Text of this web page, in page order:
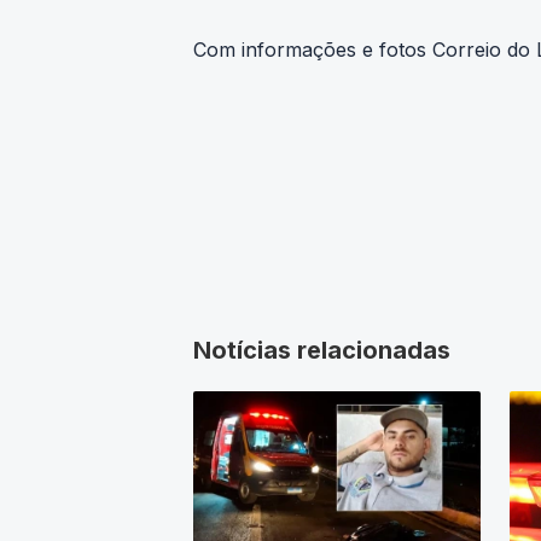
Com informações e fotos Correio do
Notícias relacionadas